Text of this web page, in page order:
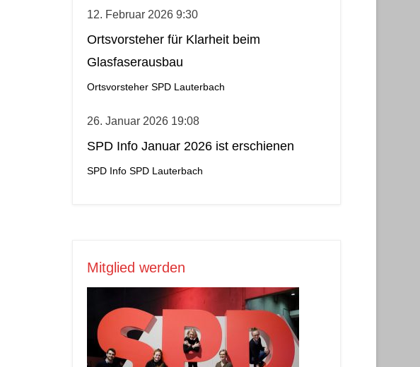
12. Februar 2026 9:30
Ortsvorsteher für Klarheit beim
Glasfaserausbau
Ortsvorsteher SPD Lauterbach
26. Januar 2026 19:08
SPD Info Januar 2026 ist erschienen
SPD Info SPD Lauterbach
Mitglied werden